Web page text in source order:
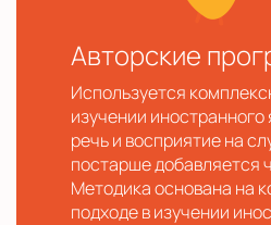
Авторские
Используется
изучении
речь и восприятие на
постарше добавляется
Методика основана на
подходе в изучении